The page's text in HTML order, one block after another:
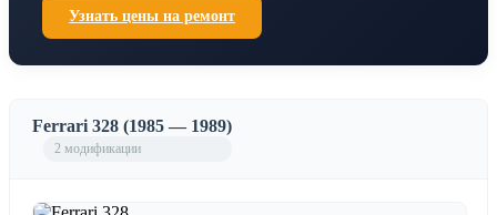
Узнать цены на ремонт
Ferrari 328 (1985 — 1989)
2 модификации